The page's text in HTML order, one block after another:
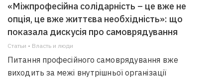
«Міжпрофесійна солідарність – це вже не
опція, це вже життєва необхідність»: що
показала дискусія про самоврядування
Статьи • Власть и люди
Питання професійного самоврядування вже
виходить за межі внутрішньої організації